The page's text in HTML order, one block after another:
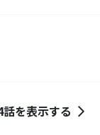
を表示する